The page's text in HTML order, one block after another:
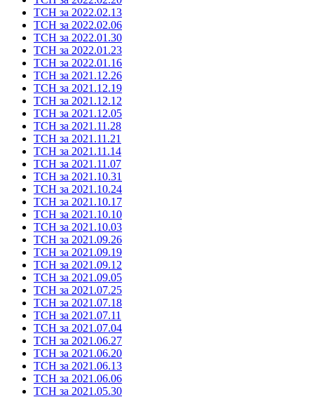
ТСН за 2022.02.13
ТСН за 2022.02.06
ТСН за 2022.01.30
ТСН за 2022.01.23
ТСН за 2022.01.16
ТСН за 2021.12.26
ТСН за 2021.12.19
ТСН за 2021.12.12
ТСН за 2021.12.05
ТСН за 2021.11.28
ТСН за 2021.11.21
ТСН за 2021.11.14
ТСН за 2021.11.07
ТСН за 2021.10.31
ТСН за 2021.10.24
ТСН за 2021.10.17
ТСН за 2021.10.10
ТСН за 2021.10.03
ТСН за 2021.09.26
ТСН за 2021.09.19
ТСН за 2021.09.12
ТСН за 2021.09.05
ТСН за 2021.07.25
ТСН за 2021.07.18
ТСН за 2021.07.11
ТСН за 2021.07.04
ТСН за 2021.06.27
ТСН за 2021.06.20
ТСН за 2021.06.13
ТСН за 2021.06.06
ТСН за 2021.05.30